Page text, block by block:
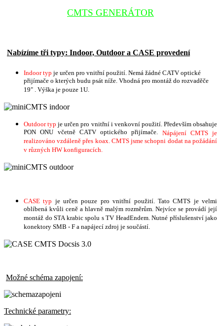
CMTS GENERÁTOR
Nabízíme tři typy: Indoor, Outdoor a CASE provedení
Indoor typ je určen pro vnitřní použití. Nemá žádné CATV optické
přijímače o kterých budu psát níže. Vhodná pro montáž do rozvaděče
19" . Výška je pouze 1U.
Outdoor typ je určen pro vnitřní i venkovní použití. Především obsahuje
PON ONU včetně CATV optického přijímače. Nápájení CMTS je
realizováno vzdáleně přes koax. CMTS jsme schopni dodat na požádání
v různých HW konfiguracích.
CASE typ je určen pouze pro vnitřní použití. Tato CMTS je velmi
oblíbená kvůli ceně a hlavně malým rozměrům. Nejvíce se provádí její
montáž do STA krabic spolu s TV HeadEndem. Nutné příslušenství jako
konektory SMB - F a napájecí zdroj je součástí.
Možné schéma zapojení:
Technické parametry: